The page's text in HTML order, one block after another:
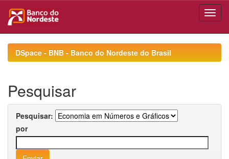
navigationDSpace - BNB - Banco do Nordeste do Brasil
Pesquisar
Pesquisar:
por